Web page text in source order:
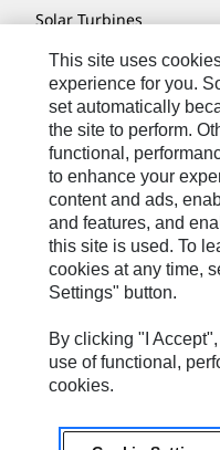
Solar Turbines
SPM Oil & Gas
Turner Powertrain
Contatti
Mappa Del Sito
Cookie Settings
Informazioni Legali
Privacy
Cat.com
Caterpillar © 2026. Tutti i
This site uses
experience for you.
set automatically
the site to perform.
functional,
to enhance your
content and ads,
and features, and
this site is used. To
cookies at any time,
Settings" button.
By clicking "I
use of functional,
cookies.